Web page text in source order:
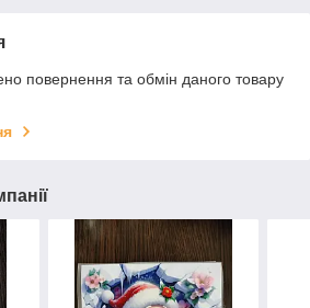
повернення та обмін даного товару